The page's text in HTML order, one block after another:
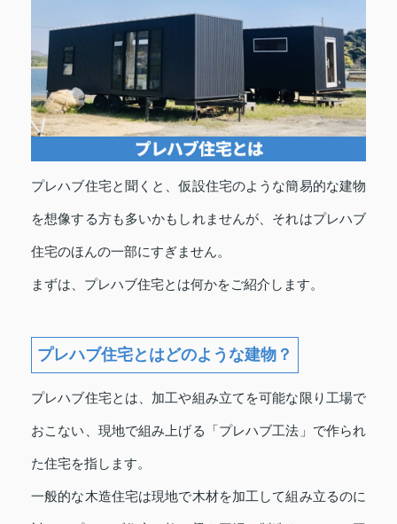
プレハブ住宅と聞くと、仮設住宅のような簡易的な建物
を想像する方も多いかもしれませんが、それはプレハブ
住宅のほんの一部にすぎません。
まずは、プレハブ住宅とは何かをご紹介します。
プレハブ住宅とはどのような建物？
プレハブ住宅とは、加工や組み立てを可能な限り工場で
おこない、現地で組み上げる「プレハブ工法」で作られ
た住宅を指します。
一般的な木造住宅は現地で木材を加工して組み立るのに